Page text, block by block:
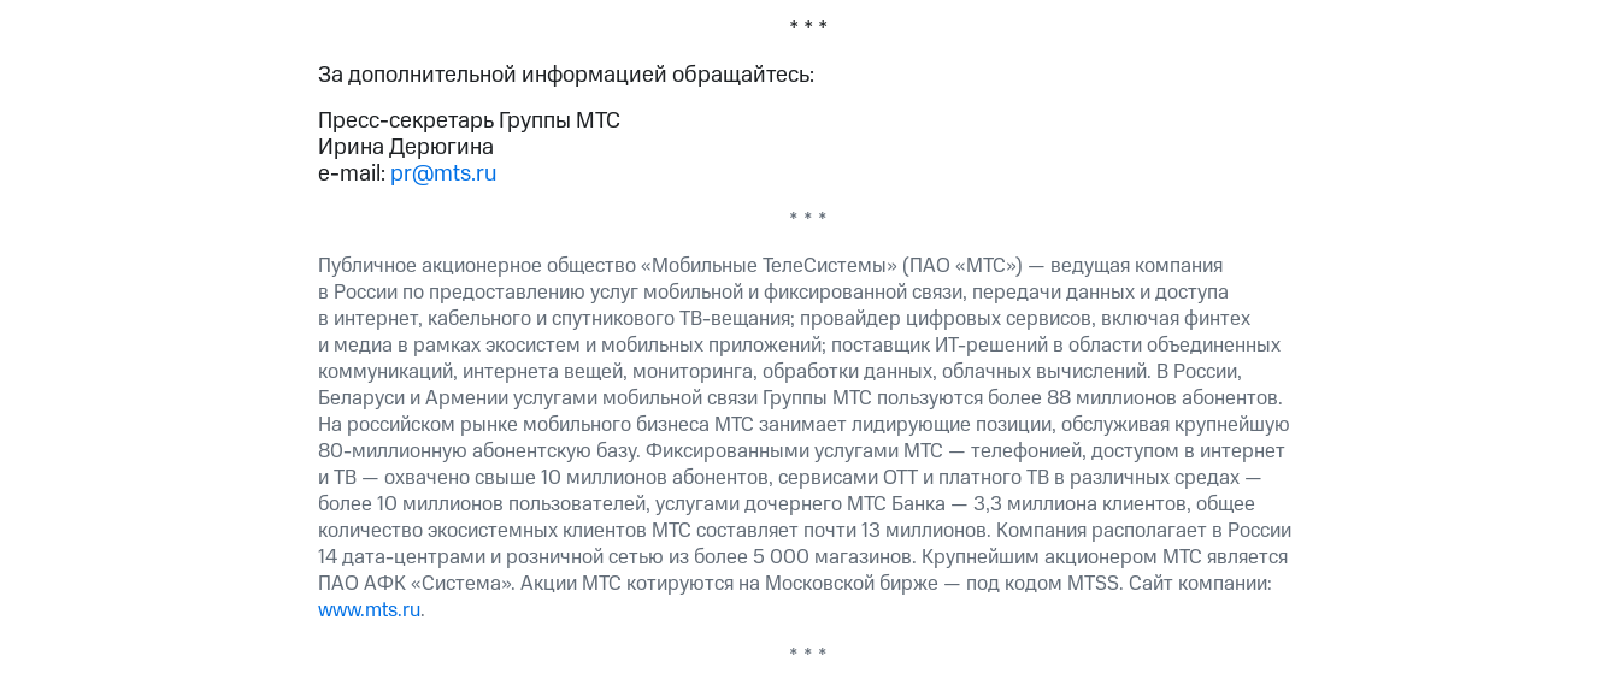
* * *
За дополнительной информацией обращайтесь:
Пресс-секретарь Группы МТС
Ирина Дерюгина
e-mail: pr@mts.ru
* * *
Публичное акционерное общество «Мобильные ТелеСистемы» (ПАО «МТС») — ведущая компания
в России по предоставлению услуг мобильной и фиксированной связи, передачи данных и доступа
в интернет, кабельного и спутникового ТВ-вещания; провайдер цифровых сервисов, включая финтех
и медиа в рамках экосистем и мобильных приложений; поставщик ИТ-решений в области объединенных
коммуникаций, интернета вещей, мониторинга, обработки данных, облачных вычислений. В России,
Беларуси и Армении услугами мобильной связи Группы МТС пользуются более 88 миллионов абонентов.
На российском рынке мобильного бизнеса МТС занимает лидирующие позиции, обслуживая крупнейшую
80-миллионную абонентскую базу. Фиксированными услугами МТС — телефонией, доступом в интернет
и ТВ — охвачено свыше 10 миллионов абонентов, сервисами OTT и платного ТВ в различных средах —
более 10 миллионов пользователей, услугами дочернего МТС Банка — 3,3 миллиона клиентов, общее
количество экосистемных клиентов МТС составляет почти 13 миллионов. Компания располагает в России
14 дата-центрами и розничной сетью из более 5 000 магазинов. Крупнейшим акционером МТС является
ПАО АФК «Система». Акции МТС котируются на Московской бирже — под кодом MTSS. Сайт компании:
www.mts.ru.
* * *